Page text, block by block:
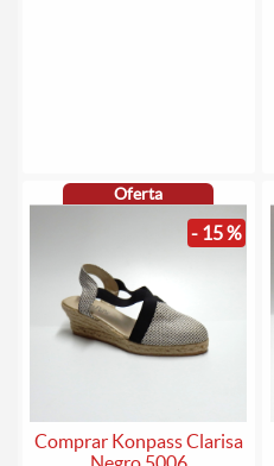
Oferta
- 15 %
Comprar Konpass Clarisa